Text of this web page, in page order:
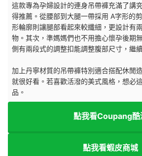
這款專為孕婦設計的連身吊帶褲充滿了講
得推薦。從腰部到大腿一帶採用 A字形的
形輪廓則讓腿部看起來較纖細，更設計有
物。其次，準媽媽們也不用擔心懷孕後期
側有兩段式的調整扣能調整腹部尺寸，繼
加上丹寧材質的吊帶褲特別適合搭配休閒
就很好看。若喜歡活潑的美式風格，想必
品。
點我看Coupang酷
點我看蝦皮商城